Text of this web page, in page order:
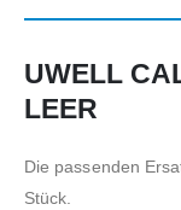
UWELL
LEER
Die passenden
Stück.